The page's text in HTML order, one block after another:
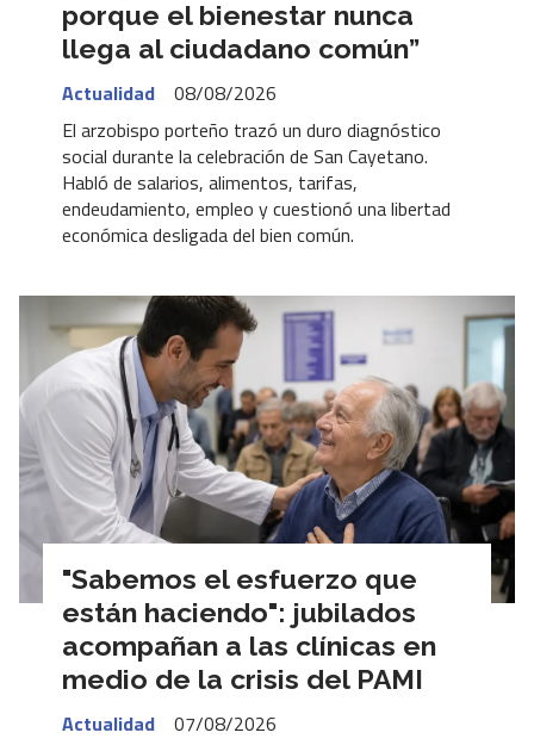
porque el bienestar nunca
llega al ciudadano común”
Actualidad
08/08/2026
El arzobispo porteño trazó un duro diagnóstico
social durante la celebración de San Cayetano.
Habló de salarios, alimentos, tarifas,
endeudamiento, empleo y cuestionó una libertad
económica desligada del bien común.
"Sabemos el esfuerzo que
están haciendo": jubilados
acompañan a las clínicas en
medio de la crisis del PAMI
Actualidad
07/08/2026